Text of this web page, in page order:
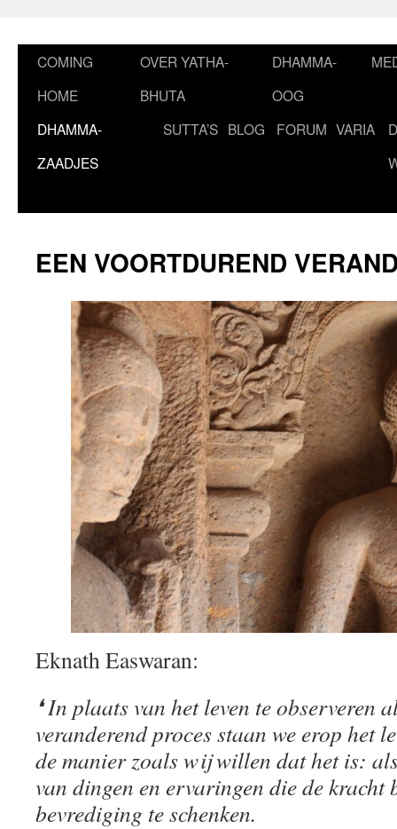
COMING
HOME
OVER YATHA-
BHUTA
DHAMMA-
OOG
DHAMMA-
ZAADJES
SUTTA’S BLOG FORUM VARIA
EEN VOORTDUREND
Eknath Easwaran:
❛ In plaats van het leven te observeren
veranderend proces staan we erop het
de manier zoals wij willen dat het is:
van dingen en ervaringen die de kracht
bevrediging te schenken.